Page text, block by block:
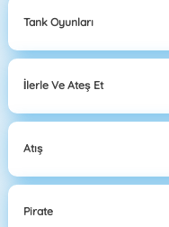
Tank Oyunları
İlerle Ve Ateş Et
Atış
Pirate